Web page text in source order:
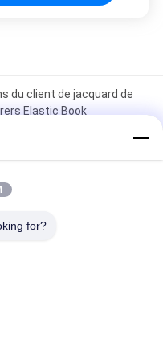
du client de jacquard de
Elastic Book
silicium de bande
yoga pour des sous-
du client
for?